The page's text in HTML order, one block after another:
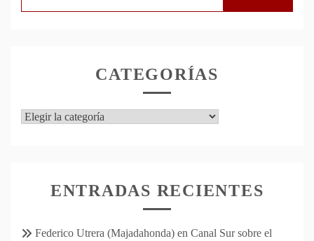
CATEGORÍAS
Categorías
ENTRADAS RECIENTES
Federico Utrera (Majadahonda) en Canal Sur sobre el